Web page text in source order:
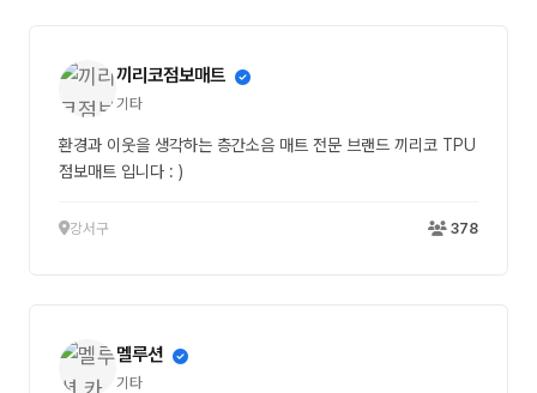
끼리코점보매트
기타
환경과 이웃을 생각하는 층간소음 매트 전문 브랜드 끼리코 TPU
점보매트 입니다 : )
강서구 378
멜루션
기타